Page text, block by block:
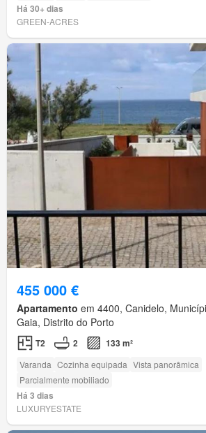
Há 30+ dias
GREEN-ACRES
455 000 €
Apartamento em 4400, Canidelo,
Gaia, Distrito do Porto
T2 2 133 m²
Varanda Cozinha equipada Vista panorâmica
Parcialmente mobiliado
Há 3 dias
LUXURYESTATE